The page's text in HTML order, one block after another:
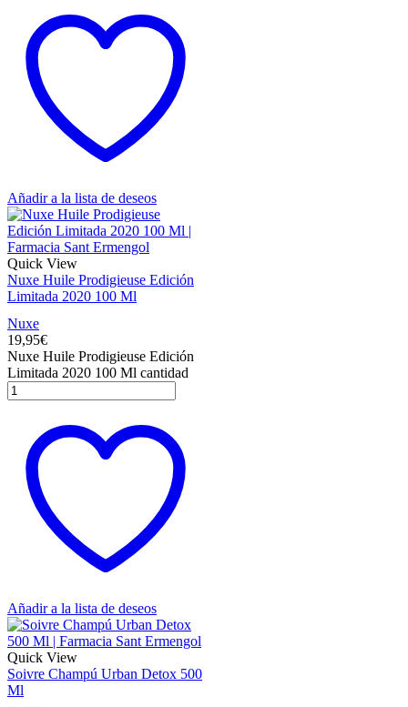
Añadir a la lista de deseos
Quick View
Nuxe Huile Prodigieuse Edición
Limitada 2020 100 Ml
Nuxe
19,95€
Nuxe Huile Prodigieuse Edición
Limitada 2020 100 Ml cantidad
Añadir a la lista de deseos
Quick View
Soivre Champú Urban Detox 500
Ml